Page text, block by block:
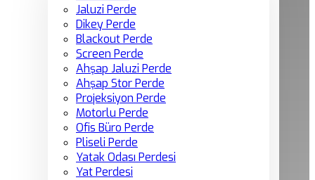
Jaluzi Perde
Dikey Perde
Blackout Perde
Screen Perde
Ahşap Jaluzi Perde
Ahşap Stor Perde
Projeksiyon Perde
Motorlu Perde
Ofis Büro Perde
Pliseli Perde
Yatak Odası Perdesi
Yat Perdesi